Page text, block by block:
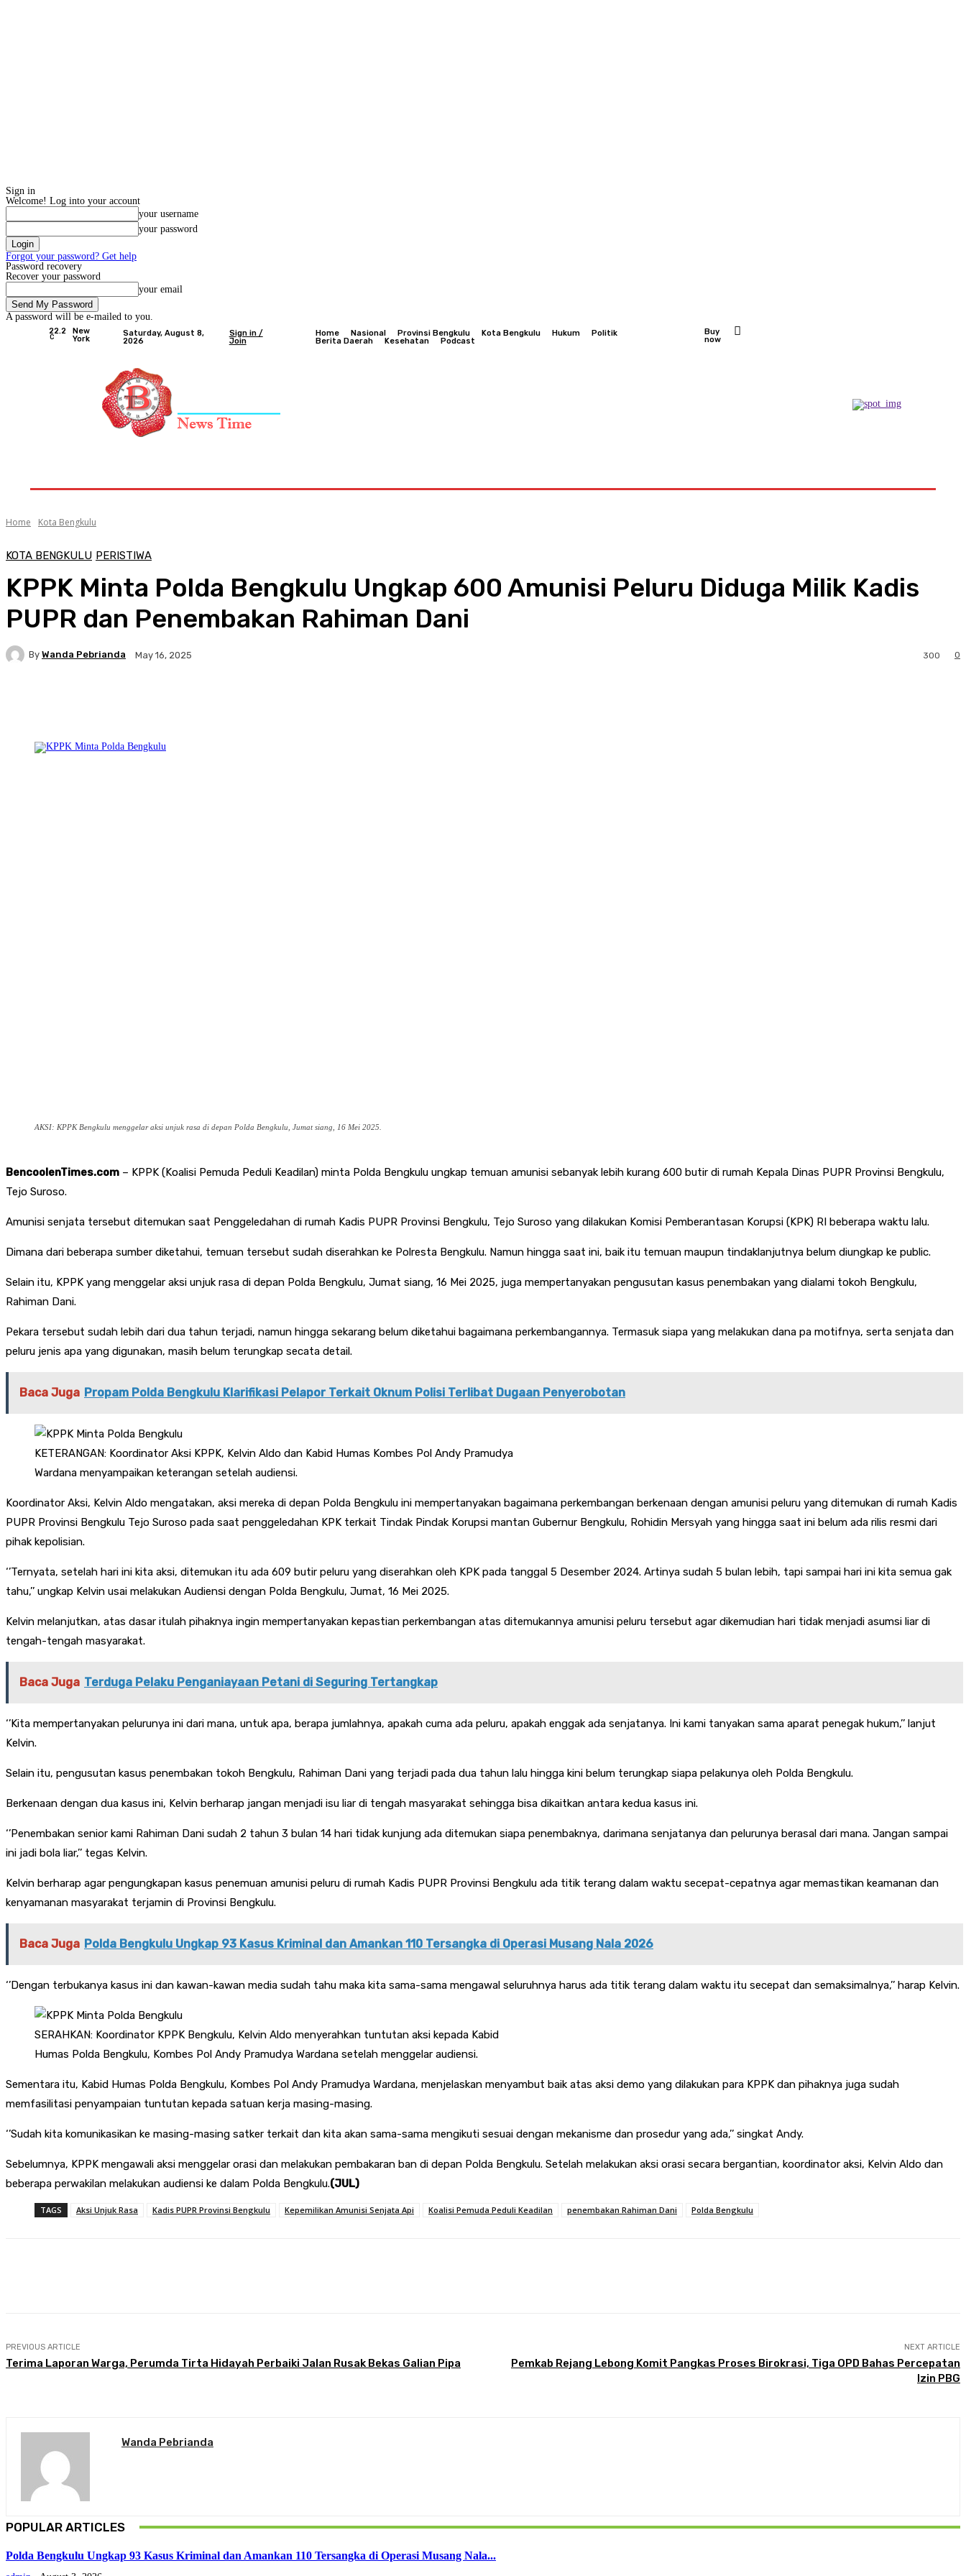
Sign in
Welcome! Log into your account
your username
your password
Forgot your password? Get help
Password recovery
Recover your password
your email
A password will be e-mailed to you.
22.2
C
New
York
Saturday, August 8,
2026
Sign in /
Join
Home Nasional Provinsi Bengkulu Kota Bengkulu Hukum
Politik
Berita Daerah
Kesehatan Podcast
Buy
now
Home Kota Bengkulu
KOTA BENGKULU PERISTIWA
KPPK Minta Polda Bengkulu Ungkap 600 Amunisi Peluru Diduga Milik Kadis
PUPR dan Penembakan Rahiman Dani
By Wanda Pebrianda May 16, 2025 0
300
AKSI: KPPK Bengkulu menggelar aksi unjuk rasa di depan Polda Bengkulu, Jumat siang, 16 Mei 2025.
BencoolenTimes.com – KPPK (Koalisi Pemuda Peduli Keadilan) minta Polda Bengkulu ungkap temuan amunisi sebanyak lebih kurang 600 butir di rumah Kepala Dinas PUPR Provinsi Bengkulu,
Tejo Suroso.
Amunisi senjata tersebut ditemukan saat Penggeledahan di rumah Kadis PUPR Provinsi Bengkulu, Tejo Suroso yang dilakukan Komisi Pemberantasan Korupsi (KPK) RI beberapa waktu lalu.
Dimana dari beberapa sumber diketahui, temuan tersebut sudah diserahkan ke Polresta Bengkulu. Namun hingga saat ini, baik itu temuan maupun tindaklanjutnya belum diungkap ke public.
Selain itu, KPPK yang menggelar aksi unjuk rasa di depan Polda Bengkulu, Jumat siang, 16 Mei 2025, juga mempertanyakan pengusutan kasus penembakan yang dialami tokoh Bengkulu,
Rahiman Dani.
Pekara tersebut sudah lebih dari dua tahun terjadi, namun hingga sekarang belum diketahui bagaimana perkembangannya. Termasuk siapa yang melakukan dana pa motifnya, serta senjata dan
peluru jenis apa yang digunakan, masih belum terungkap secata detail.
Baca Juga Propam Polda Bengkulu Klarifikasi Pelapor Terkait Oknum Polisi Terlibat Dugaan Penyerobotan
KETERANGAN: Koordinator Aksi KPPK, Kelvin Aldo dan Kabid Humas Kombes Pol Andy Pramudya
Wardana menyampaikan keterangan setelah audiensi.
Koordinator Aksi, Kelvin Aldo mengatakan, aksi mereka di depan Polda Bengkulu ini mempertanyakan bagaimana perkembangan berkenaan dengan amunisi peluru yang ditemukan di rumah Kadis
PUPR Provinsi Bengkulu Tejo Suroso pada saat penggeledahan KPK terkait Tindak Pindak Korupsi mantan Gubernur Bengkulu, Rohidin Mersyah yang hingga saat ini belum ada rilis resmi dari
pihak kepolisian.
‘’Ternyata, setelah hari ini kita aksi, ditemukan itu ada 609 butir peluru yang diserahkan oleh KPK pada tanggal 5 Desember 2024. Artinya sudah 5 bulan lebih, tapi sampai hari ini kita semua gak
tahu,’’ ungkap Kelvin usai melakukan Audiensi dengan Polda Bengkulu, Jumat, 16 Mei 2025.
Kelvin melanjutkan, atas dasar itulah pihaknya ingin mempertanyakan kepastian perkembangan atas ditemukannya amunisi peluru tersebut agar dikemudian hari tidak menjadi asumsi liar di
tengah-tengah masyarakat.
Baca Juga Terduga Pelaku Penganiayaan Petani di Seguring Tertangkap
‘’Kita mempertanyakan pelurunya ini dari mana, untuk apa, berapa jumlahnya, apakah cuma ada peluru, apakah enggak ada senjatanya. Ini kami tanyakan sama aparat penegak hukum,’’ lanjut
Kelvin.
Selain itu, pengusutan kasus penembakan tokoh Bengkulu, Rahiman Dani yang terjadi pada dua tahun lalu hingga kini belum terungkap siapa pelakunya oleh Polda Bengkulu.
Berkenaan dengan dua kasus ini, Kelvin berharap jangan menjadi isu liar di tengah masyarakat sehingga bisa dikaitkan antara kedua kasus ini.
‘’Penembakan senior kami Rahiman Dani sudah 2 tahun 3 bulan 14 hari tidak kunjung ada ditemukan siapa penembaknya, darimana senjatanya dan pelurunya berasal dari mana. Jangan sampai
ini jadi bola liar,’’ tegas Kelvin.
Kelvin berharap agar pengungkapan kasus penemuan amunisi peluru di rumah Kadis PUPR Provinsi Bengkulu ada titik terang dalam waktu secepat-cepatnya agar memastikan keamanan dan
kenyamanan masyarakat terjamin di Provinsi Bengkulu.
Baca Juga Polda Bengkulu Ungkap 93 Kasus Kriminal dan Amankan 110 Tersangka di Operasi Musang Nala 2026
‘’Dengan terbukanya kasus ini dan kawan-kawan media sudah tahu maka kita sama-sama mengawal seluruhnya harus ada titik terang dalam waktu itu secepat dan semaksimalnya,’’ harap Kelvin.
SERAHKAN: Koordinator KPPK Bengkulu, Kelvin Aldo menyerahkan tuntutan aksi kepada Kabid
Humas Polda Bengkulu, Kombes Pol Andy Pramudya Wardana setelah menggelar audiensi.
Sementara itu, Kabid Humas Polda Bengkulu, Kombes Pol Andy Pramudya Wardana, menjelaskan menyambut baik atas aksi demo yang dilakukan para KPPK dan pihaknya juga sudah
memfasilitasi penyampaian tuntutan kepada satuan kerja masing-masing.
‘’Sudah kita komunikasikan ke masing-masing satker terkait dan kita akan sama-sama mengikuti sesuai dengan mekanisme dan prosedur yang ada,’’ singkat Andy.
Sebelumnya, KPPK mengawali aksi menggelar orasi dan melakukan pembakaran ban di depan Polda Bengkulu. Setelah melakukan aksi orasi secara bergantian, koordinator aksi, Kelvin Aldo dan
beberapa perwakilan melakukan audiensi ke dalam Polda Bengkulu.(JUL)
TAGS Aksi Unjuk Rasa Kadis PUPR Provinsi Bengkulu Kepemilikan Amunisi Senjata Api Koalisi Pemuda Peduli Keadilan penembakan Rahiman Dani Polda Bengkulu
PREVIOUS ARTICLE
Terima Laporan Warga, Perumda Tirta Hidayah Perbaiki Jalan Rusak Bekas Galian Pipa
NEXT ARTICLE
Pemkab Rejang Lebong Komit Pangkas Proses Birokrasi, Tiga OPD Bahas Percepatan
Izin PBG
Wanda Pebrianda
POPULAR ARTICLES
Polda Bengkulu Ungkap 93 Kasus Kriminal dan Amankan 110 Tersangka di Operasi Musang Nala...